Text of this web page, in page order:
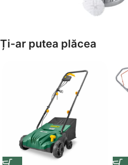
Suporți Hârtie Igenică
Vezi Oferta
Ți-ar putea plăcea